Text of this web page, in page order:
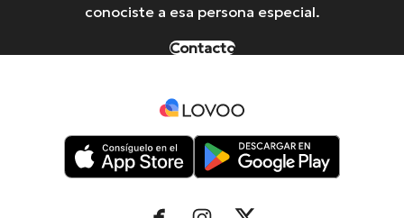
conociste a esa persona especial.
Contacto